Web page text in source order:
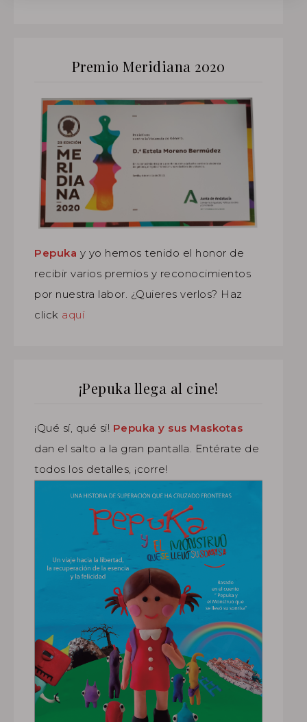
Premio Meridiana 2020
Pepuka y yo hemos tenido el honor de
recibir varios premios y reconocimientos
por nuestra labor. ¿Quieres verlos? Haz
click aquí
¡Pepuka llega al cine!
¡Qué sí, qué si! Pepuka y sus Maskotas
dan el salto a la gran pantalla. Entérate de
todos los detalles, ¡corre!